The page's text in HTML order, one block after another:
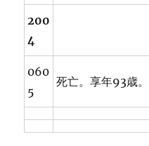
200
4
060
5
死亡。享年93歳。